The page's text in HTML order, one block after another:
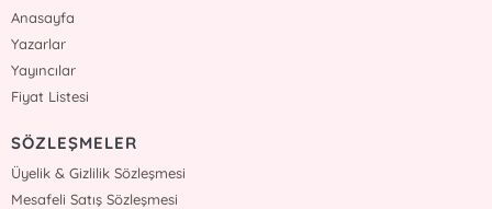
Anasayfa
Yazarlar
Yayıncılar
Fiyat Listesi
SÖZLEŞMELER
Üyelik & Gizlilik Sözleşmesi
Mesafeli Satış Sözleşmesi